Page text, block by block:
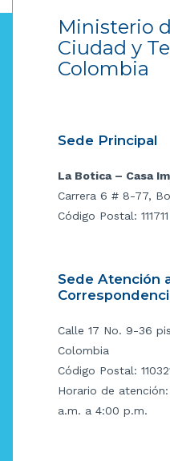
Ministerio
Ciudad y
Colombia
Sede Principal
La Botica – Casa
Carrera 6 # 8-77,
Código Postal: 111711
Sede Atención
Calle 17 No. 9-36
Colombia
Código Postal:
Horario de
a.m. a 4:00 p.m.